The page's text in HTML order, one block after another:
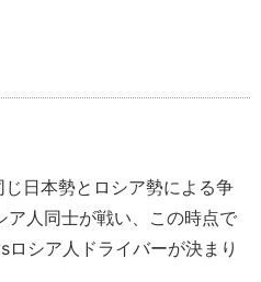
日本勢とロシア勢による争
ア人同士が戦い、この時点で
シア人ドライバーが決まり